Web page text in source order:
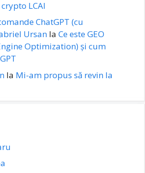
LCAI
ChatGPT (cu
Ursan la Ce este GEO
Optimization) și cum
la Mi-am propus să revin la